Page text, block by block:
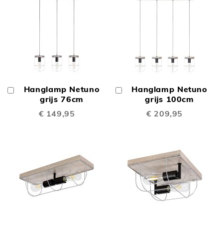
Hanglamp Netuno
grijs 76cm
€ 149,95
Winkelwagen
Hanglamp Netuno
grijs 100cm
€ 209,95
Winkelwagen